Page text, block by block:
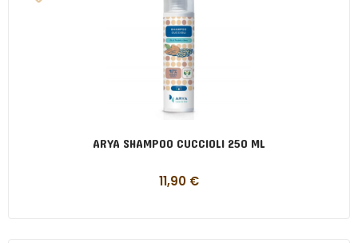
ARYA SHAMPOO CUCCIOLI 250 ML
11,90 €